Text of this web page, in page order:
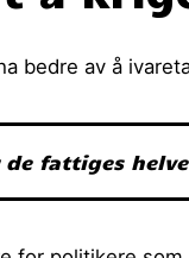
bedre av å
de fattiges